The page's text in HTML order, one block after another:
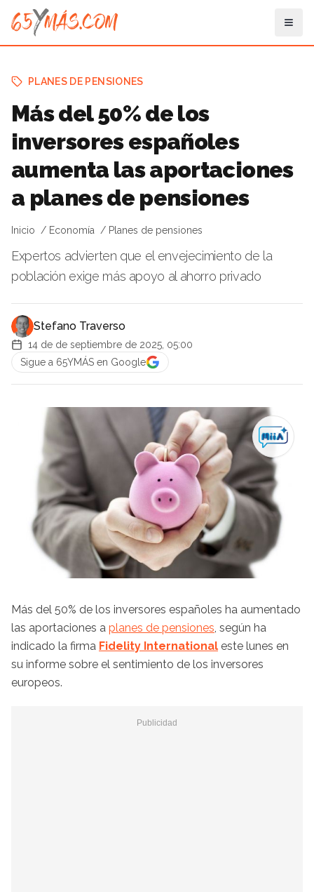
PLANES DE PENSIONES
Más del 50% de los
inversores españoles
aumenta las aportaciones
a planes de pensiones
Inicio Economía Planes de pensiones
Expertos advierten que el envejecimiento de la
población exige más apoyo al ahorro privado
Stefano Traverso
14 de de septiembre de 2025, 05:00
Sigue a 65YMÁS en Google
Más del 50% de los inversores españoles ha aumentado
las aportaciones a planes de pensiones, según ha
indicado la firma Fidelity International este lunes en
su informe sobre el sentimiento de los inversores
europeos.